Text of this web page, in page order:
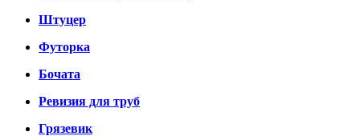
Штуцер
Футорка
Бочата
Ревизия для труб
Грязевик